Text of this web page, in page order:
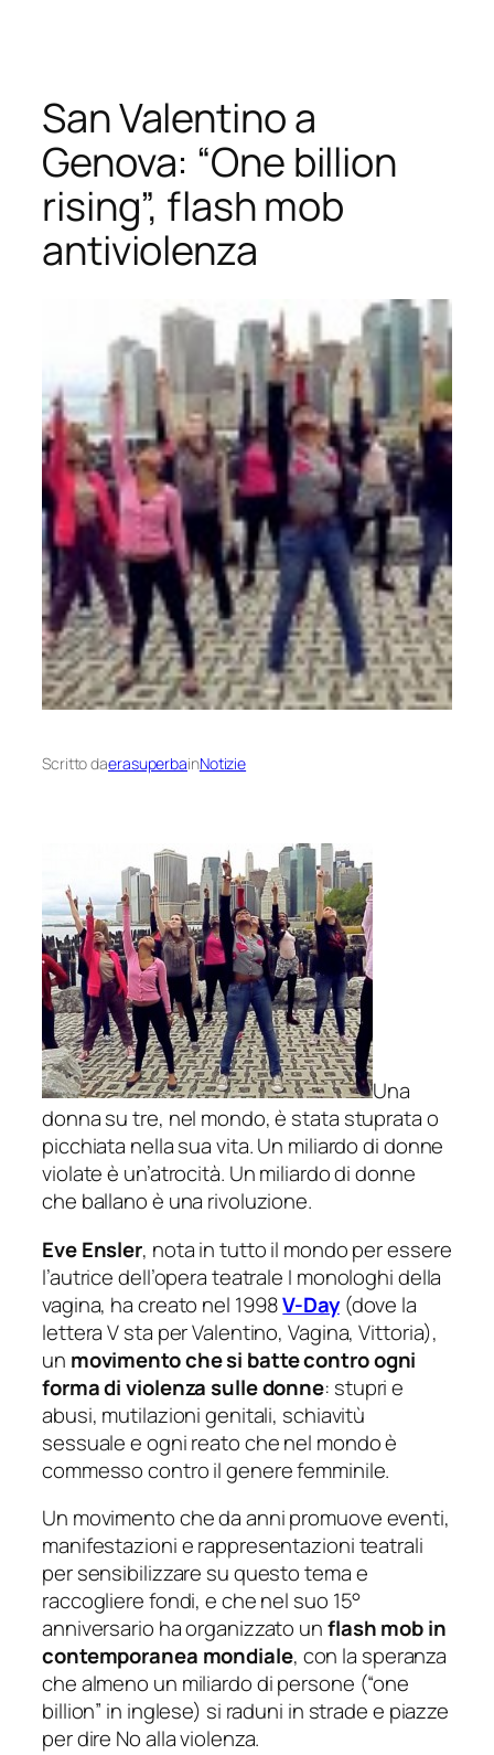
contenuto
San Valentino a
Genova: “One billion
rising”, flash mob
antiviolenza
Scritto daerasuperbainNotizie
Una
donna su tre, nel mondo, è stata stuprata o
picchiata nella sua vita. Un miliardo di donne
violate è un’atrocità. Un miliardo di donne
che ballano è una rivoluzione.
Eve Ensler, nota in tutto il mondo per essere
l’autrice dell’opera teatrale I monologhi della
vagina, ha creato nel 1998V-Day(dove la
lettera V sta per Valentino, Vagina, Vittoria),
un movimento che si batte contro ogni
forma di violenza sulle donne: stupri e
abusi, mutilazioni genitali, schiavitù
sessuale e ogni reato che nel mondo è
commesso contro il genere femminile.
Un movimento che da anni promuove eventi,
manifestazioni e rappresentazioni teatrali
per sensibilizzare su questo tema e
raccogliere fondi, e che nel suo 15°
anniversario ha organizzato unflash mob in
contemporanea mondiale, con la speranza
che almeno un miliardo di persone (“one
billion” in inglese) si raduni in strade e piazze
per dire No alla violenza.